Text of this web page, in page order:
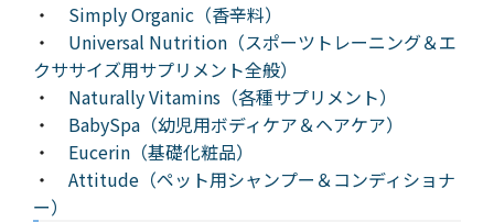
・ Simply Organic（香辛料）
・ Universal Nutrition（スポーツトレーニング＆エ
クササイズ用サプリメント全般）
・ Naturally Vitamins（各種サプリメント）
・ BabySpa（幼児用ボディケア＆ヘアケア）
・ Eucerin（基礎化粧品）
・ Attitude（ペット用シャンプー＆コンディショナ
ー）